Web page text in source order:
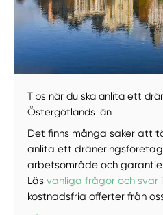
Tips när du ska anlita ett
Östergötlands län
Det finns många saker att
anlita ett
arbetsområde och
Läsvanliga frågor och svar
kostnadsfria offerter från